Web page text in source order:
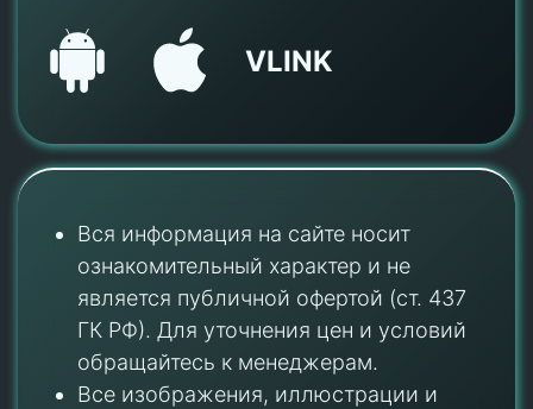
VLINK
Вся информация на сайте носит
ознакомительный характер и не
является публичной офертой (ст. 437
ГК РФ). Для уточнения цен и условий
обращайтесь к менеджерам.
Все изображения, иллюстрации и